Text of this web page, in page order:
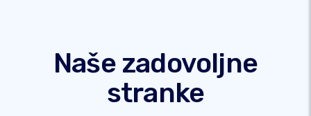
Naše zadovoljne
stranke